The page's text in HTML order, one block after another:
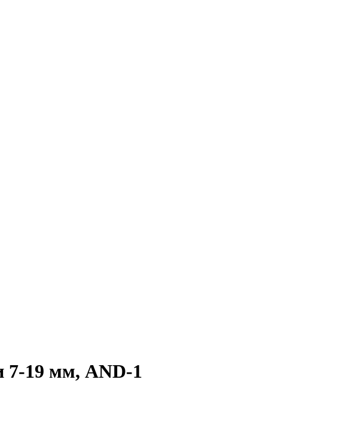
7-19 мм, AND-1